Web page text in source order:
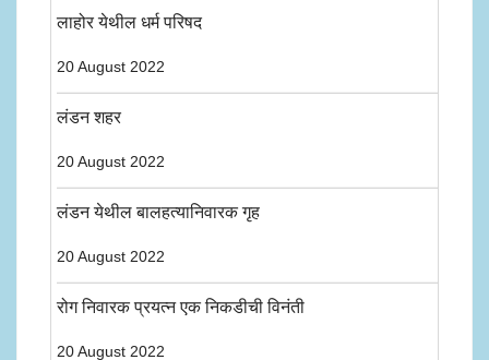
लाहोर येथील धर्म परिषद
20 August 2022
लंडन शहर
20 August 2022
लंडन येथील बालहत्यानिवारक गृह
20 August 2022
रोग निवारक प्रयत्न एक निकडीची विनंती
20 August 2022